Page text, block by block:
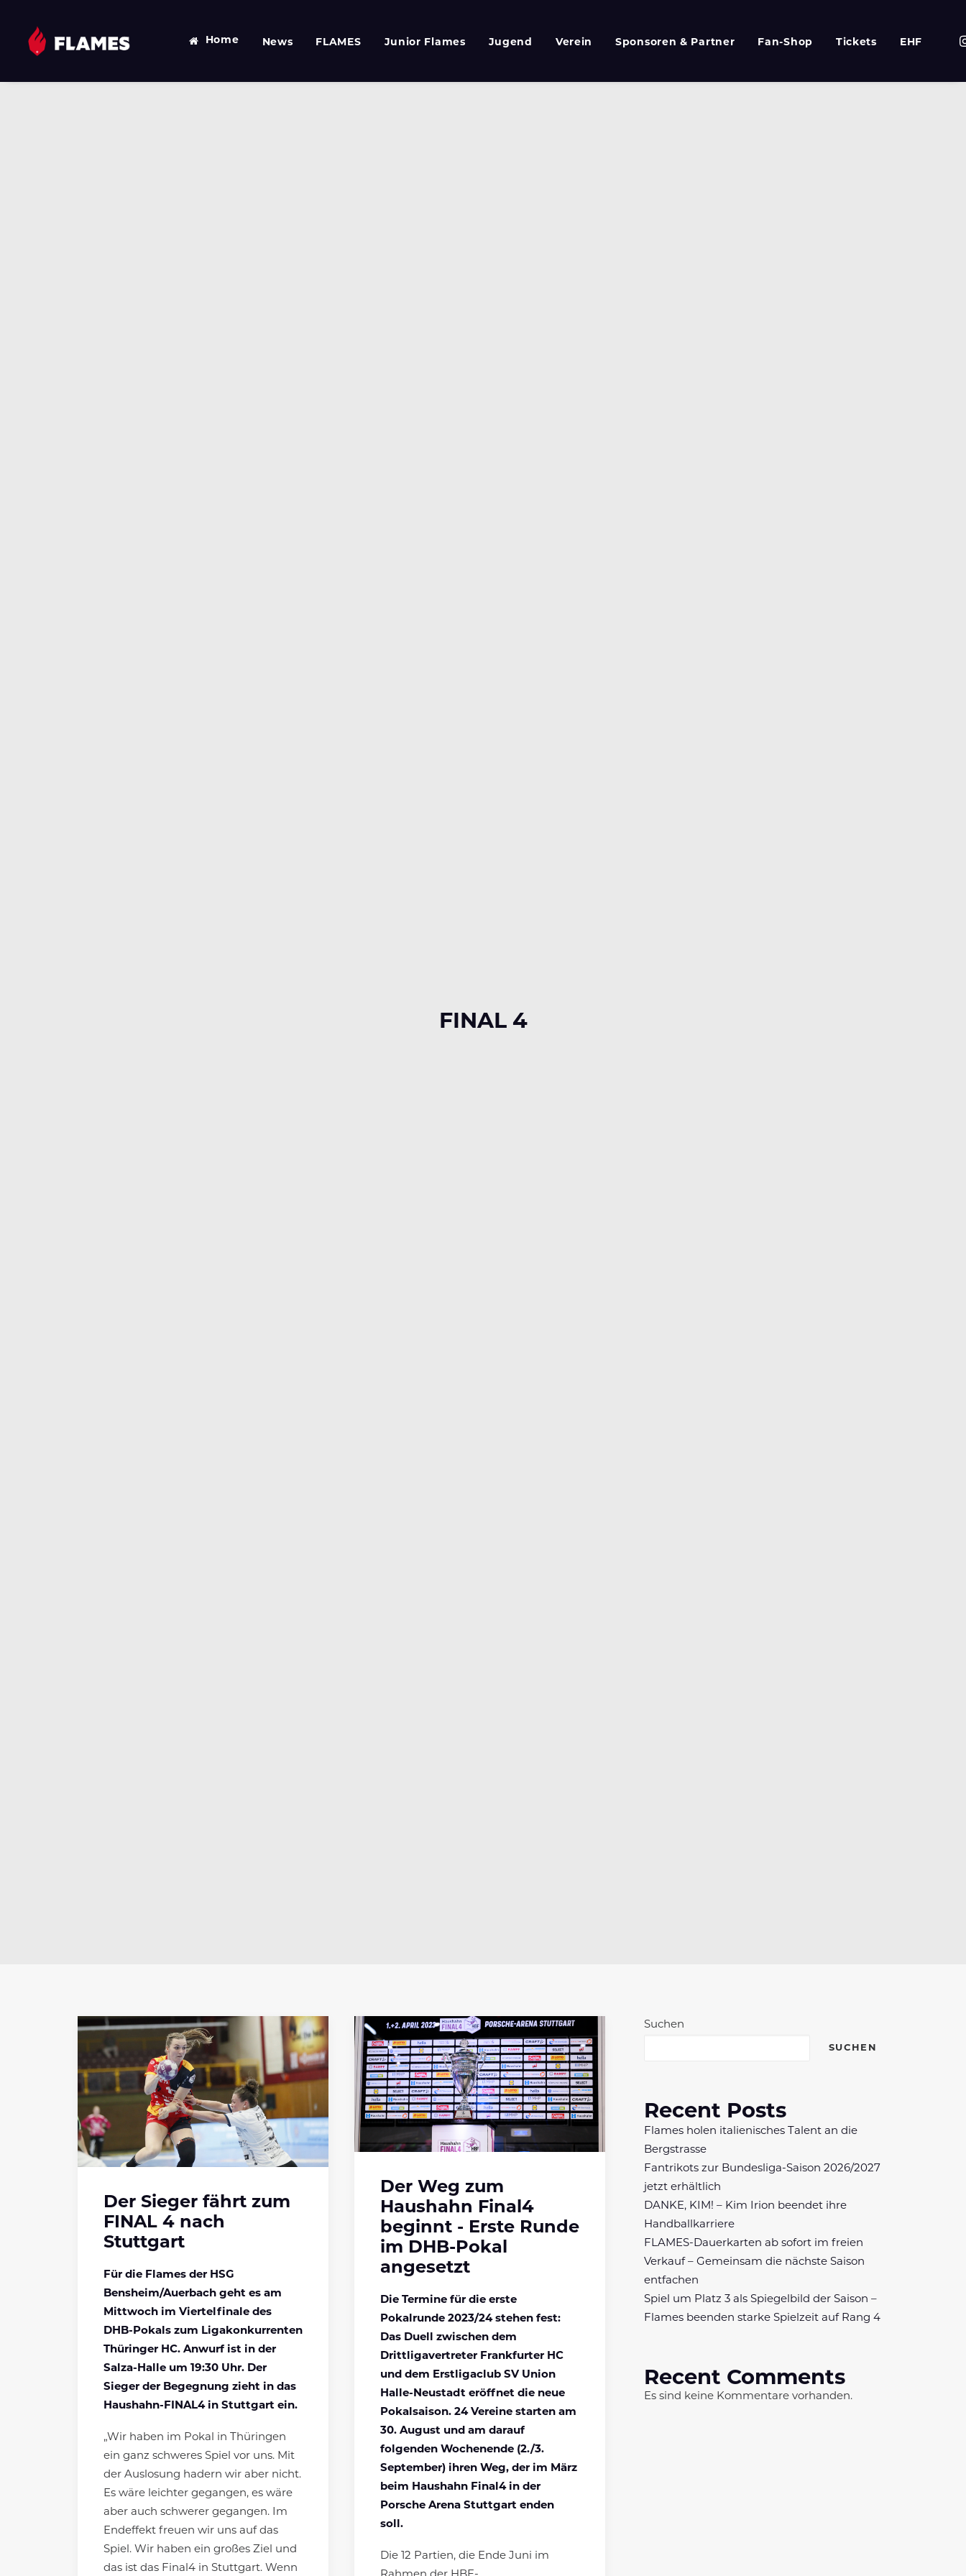
Home News FLAMES Junior Flames Jugend Verein Sponsoren & Partner Fan-Shop Tickets EHF
FINAL 4
Der Sieger fährt zum
FINAL 4 nach
Stuttgart
Für die Flames der HSG
Bensheim/Auerbach geht es am
Mittwoch im Viertelfinale des
DHB-Pokals zum Ligakonkurrenten
Thüringer HC. Anwurf ist in der
Salza-Halle um 19:30 Uhr. Der
Sieger der Begegnung zieht in das
Haushahn-FINAL4 in Stuttgart ein.
„Wir haben im Pokal in Thüringen
ein ganz schweres Spiel vor uns. Mit
der Auslosung hadern wir aber nicht.
Es wäre leichter gegangen, es wäre
aber auch schwerer gegangen. Im
Endeffekt freuen wir uns auf das
Spiel. Wir haben ein großes Ziel und
das ist das Final4 in Stuttgart. Wenn
Der Weg zum
Haushahn Final4
beginnt - Erste Runde
im DHB-Pokal
angesetzt
Die Termine für die erste
Pokalrunde 2023/24 stehen fest:
Das Duell zwischen dem
Drittligavertreter Frankfurter HC
und dem Erstligaclub SV Union
Halle-Neustadt eröffnet die neue
Pokalsaison. 24 Vereine starten am
30. August und am darauf
folgenden Wochenende (2./3.
September) ihren Weg, der im März
beim Haushahn Final4 in der
Porsche Arena Stuttgart enden
soll.
Die 12 Partien, die Ende Juni im
Suchen
SUCHEN
Recent Posts
Flames holen italienisches Talent an die
Bergstrasse
Fantrikots zur Bundesliga-Saison 2026/2027
jetzt erhältlich
DANKE, KIM! – Kim Irion beendet ihre
Handballkarriere
FLAMES-Dauerkarten ab sofort im freien
Verkauf – Gemeinsam die nächste Saison
entfachen
Spiel um Platz 3 als Spiegelbild der Saison –
Flames beenden starke Spielzeit auf Rang 4
Recent Comments
Es sind keine Kommentare vorhanden.